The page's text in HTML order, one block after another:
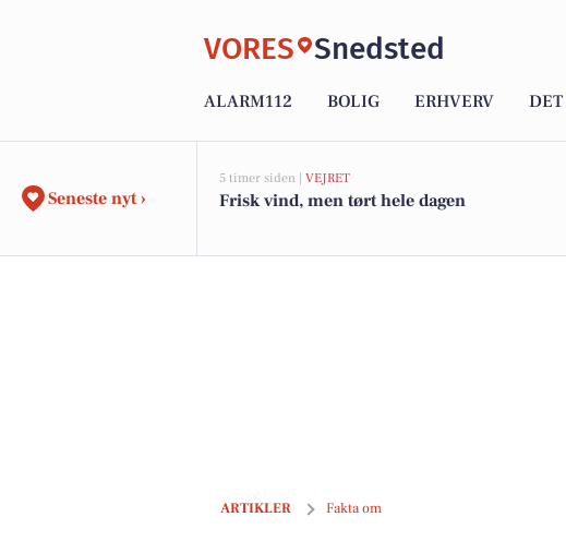
VORES Snedsted
ALARM112 BOLIG ERHVERV DET
Seneste nyt ›
5 timer siden | VEJRET
Frisk vind, men tørt hele dagen
ARTIKLER Fakta om
Færre indbyggere i Thisted Kommune oplever